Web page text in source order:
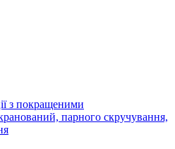
з покращеними
парного скручування,